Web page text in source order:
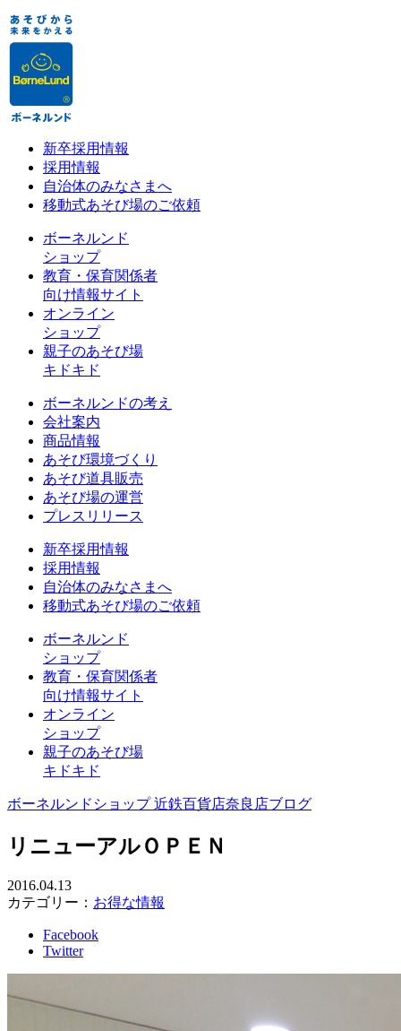
新卒採用情報
採用情報
自治体のみなさまへ
移動式あそび場のご依頼
ボーネルンド
ショップ
教育・保育関係者
向け情報サイト
オンライン
ショップ
親子のあそび場
キドキド
ボーネルンドの考え
会社案内
商品情報
あそび環境づくり
あそび道具販売
あそび場の運営
プレスリリース
新卒採用情報
採用情報
自治体のみなさまへ
移動式あそび場のご依頼
ボーネルンド
ショップ
教育・保育関係者
向け情報サイト
オンライン
ショップ
親子のあそび場
キドキド
ボーネルンドショップ 近鉄百貨店奈良店ブログ
リニューアルＯＰＥＮ
2016.04.13
カテゴリー： お得な情報
Facebook
Twitter